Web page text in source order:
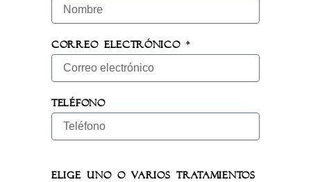
Correo electrónico *
Teléfono
Elige uno o varios tratamientos